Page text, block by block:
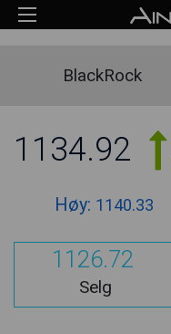
BlackRock
1134.92
Høy: 1140.33
1126.72
Selg